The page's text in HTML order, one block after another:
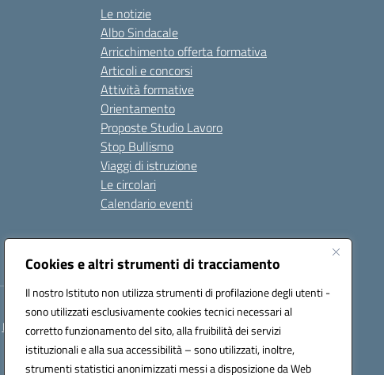
Cookies e altri strumenti di tracciamento
Il nostro Istituto non utilizza strumenti di profilazione degli utenti -
sono utilizzati esclusivamente cookies tecnici necessari al
corretto funzionamento del sito, alla fruibilità dei servizi
istituzionali e alla sua accessibilità – sono utilizzati, inoltre,
strumenti statistici anonimizzati messi a disposizione da Web
Le notizie
Albo Sindacale
Arricchimento offerta formativa
Articoli e concorsi
Attività formative
Orientamento
Proposte Studio Lavoro
Stop Bullismo
Viaggi di istruzione
Le circolari
Calendario eventi
Seguici su:
BARH04000D@pec.istruzione.it